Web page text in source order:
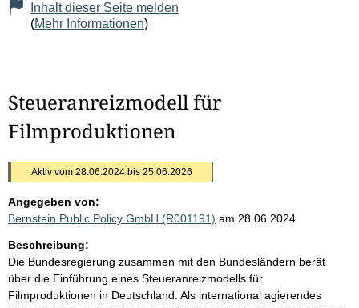
Inhalt dieser Seite melden
(Mehr Informationen)
Steueranreizmodell für
Filmproduktionen
Aktiv vom 28.06.2024 bis 25.06.2026
Angegeben von:
Bernstein Public Policy GmbH (R001191) am 28.06.2024
Beschreibung:
Die Bundesregierung zusammen mit den Bundesländern berät
über die Einführung eines Steueranreizmodells für
Filmproduktionen in Deutschland. Als international agierendes